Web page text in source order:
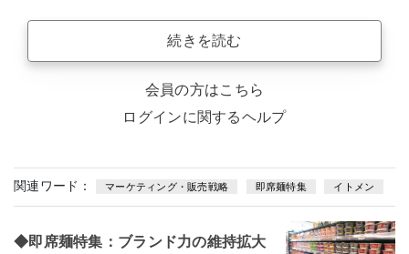
続きを読む
会員の方はこちら
ログインに関するヘルプ
関連ワード： マーケティング・販売戦略 即席麺特集 イトメン
◆即席麺特集：ブランド力の維持拡大